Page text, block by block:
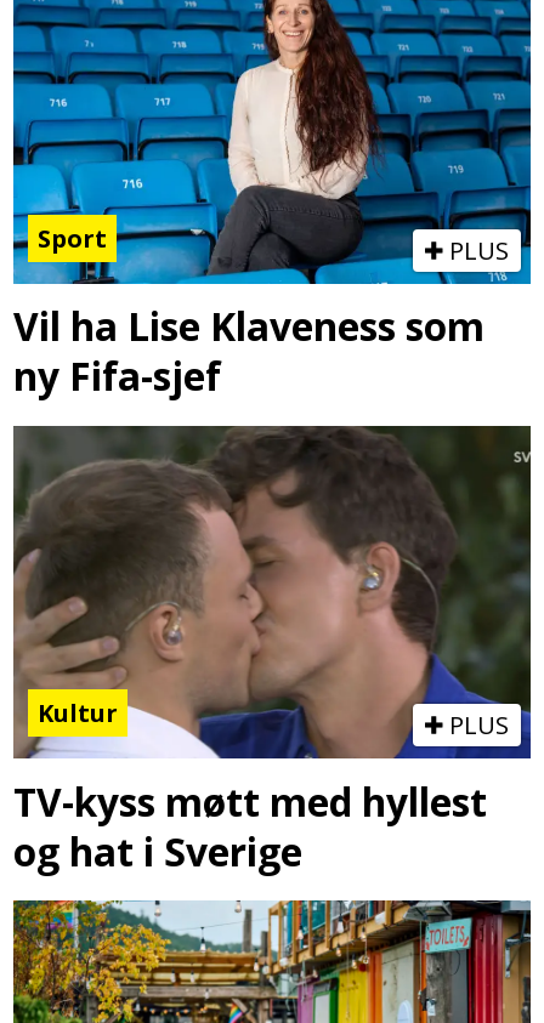
Sport PLUS
Vil ha Lise Klaveness som
ny Fifa-sjef
Kultur PLUS
TV-kyss møtt med hyllest
og hat i Sverige